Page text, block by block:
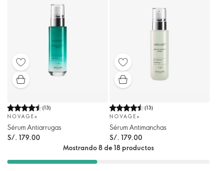
(13)
NOVAGE+
Sérum Antiarrugas
S/. 179.00
(13)
NOVAGE+
Sérum Antimanchas
S/. 179.00
Mostrando 8 de 18 productos